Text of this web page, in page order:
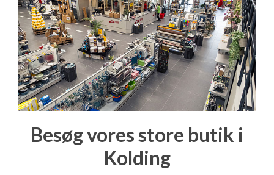
Besøg vores store butik i
Kolding